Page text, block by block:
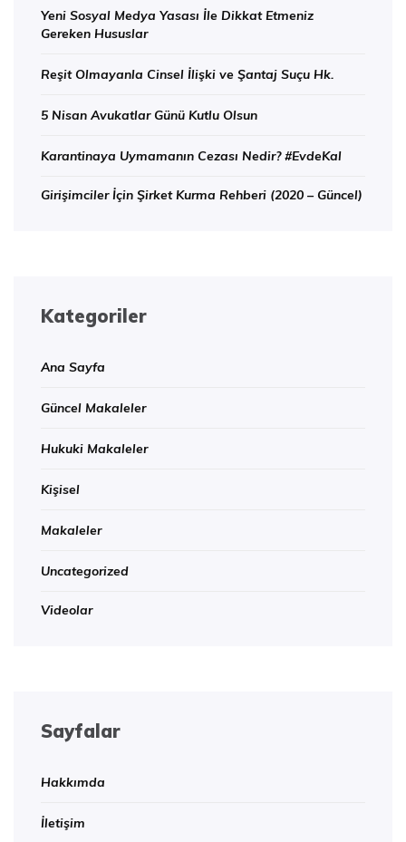
Yeni Sosyal Medya Yasası İle Dikkat Etmeniz
Gereken Hususlar
Reşit Olmayanla Cinsel İlişki ve Şantaj Suçu Hk.
5 Nisan Avukatlar Günü Kutlu Olsun
Karantinaya Uymamanın Cezası Nedir? #EvdeKal
Girişimciler İçin Şirket Kurma Rehberi (2020 – Güncel)
Kategoriler
Ana Sayfa
Güncel Makaleler
Hukuki Makaleler
Kişisel
Makaleler
Uncategorized
Videolar
Sayfalar
Hakkımda
İletişim